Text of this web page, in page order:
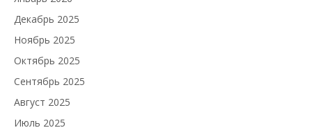
Декабрь 2025
Ноябрь 2025
Октябрь 2025
Сентябрь 2025
Август 2025
Июль 2025